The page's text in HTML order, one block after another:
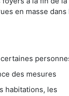
en masse dans
certaines
des mesures
habitations, les